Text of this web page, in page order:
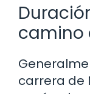
camino
carrera de